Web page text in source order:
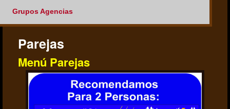
Grupos Agencias
Parejas
Menú Parejas